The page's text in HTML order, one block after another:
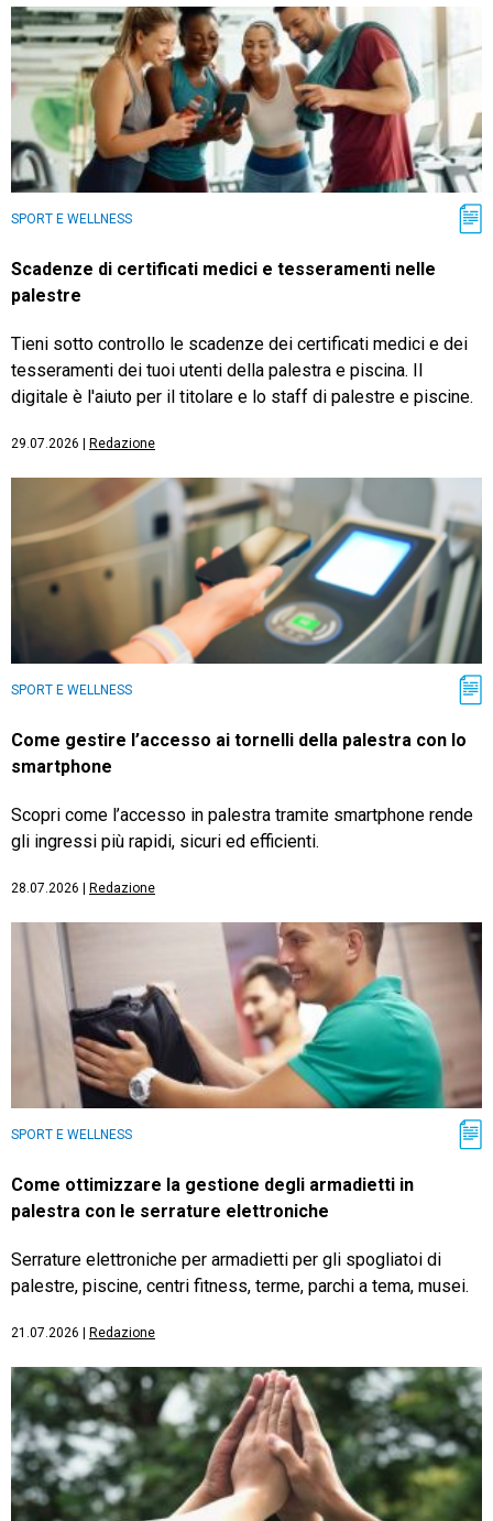
SPORT E WELLNESS
Scadenze di certificati medici e tesseramenti nelle
palestre
Tieni sotto controllo le scadenze dei certificati medici e dei
tesseramenti dei tuoi utenti della palestra e piscina. Il
digitale è l'aiuto per il titolare e lo staff di palestre e piscine.
29.07.2026 Redazione
SPORT E WELLNESS
Come gestire l’accesso ai tornelli della palestra con lo
smartphone
Scopri come l’accesso in palestra tramite smartphone rende
gli ingressi più rapidi, sicuri ed efficienti.
28.07.2026 Redazione
SPORT E WELLNESS
Come ottimizzare la gestione degli armadietti in
palestra con le serrature elettroniche
Serrature elettroniche per armadietti per gli spogliatoi di
palestre, piscine, centri fitness, terme, parchi a tema, musei.
21.07.2026 Redazione